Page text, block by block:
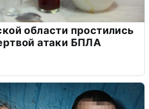
области простились
атаки БПЛА